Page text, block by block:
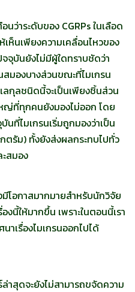
นว่าระดับของ CGRPs ในเลือด
ห็นเพียงความเคลื่อนไหวของ
จุบันยังไม่มีผู้ใดทราบชัดว่า
สมองบางส่วนขณะที่ไมเกรน
ลกุลชนิดนี้จะเป็นเพียงชิ้นส่วน
ญ่ที่ทุกคนยังมองไม่ออก โดย
นที่ไมเกรนเริ่มถูกมองว่าเป็น
ตรัม) ทั้งยังส่งผลกระทบไปทั่ว
สมอง
โอกาสมากมายสำหรับนักวิจัย
งนี้ให้มากขึ้น เพราะในตอนนี้เรา
าเรื่องไมเกรนออกไปได้
าสุดจะยังไม่สามารถขจัดความ